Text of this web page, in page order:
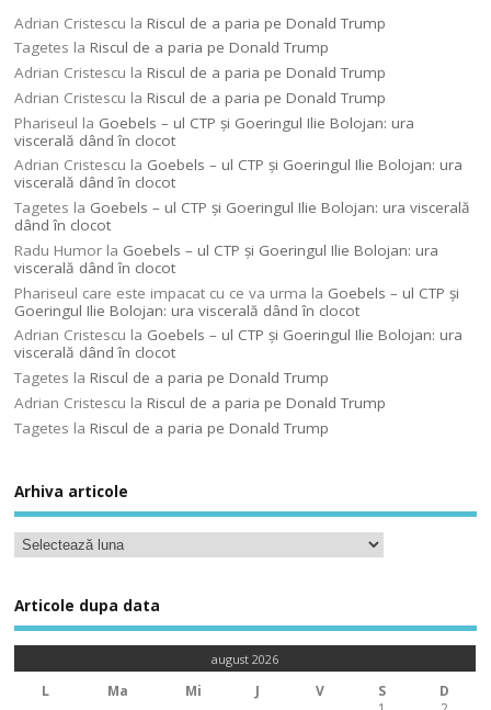
Adrian Cristescu laRiscul de a paria pe Donald Trump
Tagetes laRiscul de a paria pe Donald Trump
Adrian Cristescu laRiscul de a paria pe Donald Trump
Adrian Cristescu laRiscul de a paria pe Donald Trump
Phariseul la Goebels – ul CTP şi Goeringul Ilie Bolojan: ura
viscerală dând în clocot
Adrian Cristescu la Goebels – ul CTP şi Goeringul Ilie Bolojan: ura
viscerală dând în clocot
Tagetes la Goebels – ul CTP şi Goeringul Ilie Bolojan: ura viscerală
dând în clocot
Radu Humor la Goebels – ul CTP şi Goeringul Ilie Bolojan: ura
viscerală dând în clocot
Phariseul care este impacat cu ce va urma la Goebels – ul CTP şi
Goeringul Ilie Bolojan: ura viscerală dând în clocot
Adrian Cristescu la Goebels – ul CTP şi Goeringul Ilie Bolojan: ura
viscerală dând în clocot
Tagetes laRiscul de a paria pe Donald Trump
Adrian Cristescu laRiscul de a paria pe Donald Trump
Tagetes laRiscul de a paria pe Donald Trump
Arhiva articole
Articole dupa data
august 2026
L Ma Mi J V S
D